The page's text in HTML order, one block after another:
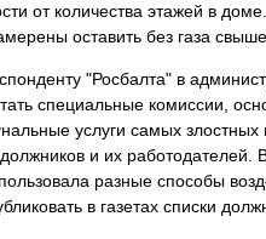
от количества этажей в
оставить без газа
"Росбалта" в
специальные комиссии,
услуги самых
и их работодателей.
разные способы
в газетах списки